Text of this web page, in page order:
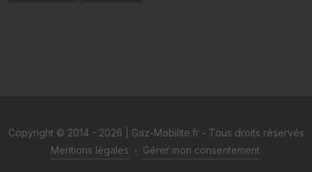
Copyright © 2014 - 2026 | Gaz-Mobilite.fr - Tous droits réservés
Mentions légales - Gérer mon consentement